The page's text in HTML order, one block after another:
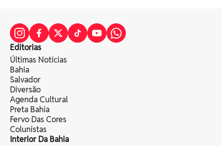
Editorias
Últimas Notícias
Bahia
Salvador
Diversão
Agenda Cultural
Preta Bahia
Fervo Das Cores
Colunistas
Interior Da Bahia